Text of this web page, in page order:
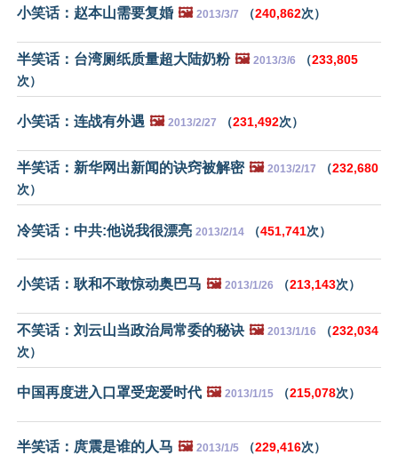
小笑话：赵本山需要复婚 🖼️ 2013/3/7 （240,862次）
半笑话：台湾厕纸质量超大陆奶粉 🖼️ 2013/3/6 （233,805
次）
小笑话：连战有外遇 🖼️ 2013/2/27 （231,492次）
半笑话：新华网出新闻的诀窍被解密 🖼️ 2013/2/17 （232,680
次）
冷笑话：中共:他说我很漂亮 2013/2/14 （451,741次）
小笑话：耿和不敢惊动奥巴马 🖼️ 2013/1/26 （213,143次）
不笑话：刘云山当政治局常委的秘诀 🖼️ 2013/1/16 （232,034
次）
中国再度进入口罩受宠爱时代 🖼️ 2013/1/15 （215,078次）
半笑话：庹震是谁的人马 🖼️ 2013/1/5 （229,416次）